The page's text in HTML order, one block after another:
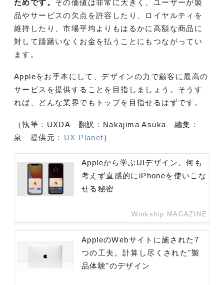
ためです。 その価値は非常に大きく、ユーザーが製
品やサービスの欠点を許容したり、ロイヤルティを
維持したり、市場平均よりもはるかに高額な商品に
対して躊躇いなくお金を払うことにもつながってい
ます。
Appleをお手本にして、デザインの力で顧客に最高の
サービスを提供することを目指しましょう。そうす
れば、どんな業界でもトップを目指せるはずです。
（執筆：UXDA 翻訳：Nakajima Asuka 編集：
泉 提供元： UX Planet ）
Appleから学ぶUIデザイン。何も
考えず直感的にiPhoneを使いこな
せる秘密
Workship MAGAZINE
AppleのWebサイトに施された7
つの工夫。計算し尽くされた"製
品体験"のデザイン